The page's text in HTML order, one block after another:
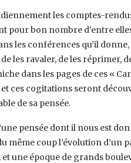
les comptes-
bon nombre d’entre
les ‎conférences qu’il
les ravaler, de les réprimer,
dans les pages de ces «
ces cogitations seront
de sa pensée.‎
pensée dont il nous est
même coup l’évolution ‎d’un
une ‎époque de grands